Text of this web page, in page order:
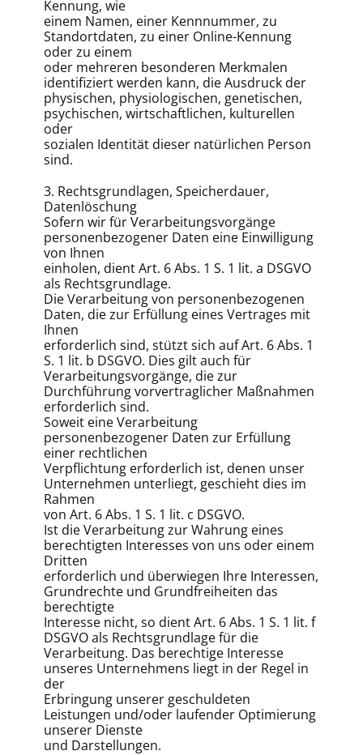
Kennung, wie
einem Namen, einer Kennnummer, zu
Standortdaten, zu einer Online-Kennung
oder zu einem
oder mehreren besonderen Merkmalen
identifiziert werden kann, die Ausdruck der
physischen, physiologischen, genetischen,
psychischen, wirtschaftlichen, kulturellen
oder
sozialen Identität dieser natürlichen Person
sind.
3. Rechtsgrundlagen, Speicherdauer,
Datenlöschung
Sofern wir für Verarbeitungsvorgänge
personenbezogener Daten eine Einwilligung
von Ihnen
einholen, dient Art. 6 Abs. 1 S. 1 lit. a DSGVO
als Rechtsgrundlage.
Die Verarbeitung von personenbezogenen
Daten, die zur Erfüllung eines Vertrages mit
Ihnen
erforderlich sind, stützt sich auf Art. 6 Abs. 1
S. 1 lit. b DSGVO. Dies gilt auch für
Verarbeitungsvorgänge, die zur
Durchführung vorvertraglicher Maßnahmen
erforderlich sind.
Soweit eine Verarbeitung
personenbezogener Daten zur Erfüllung
einer rechtlichen
Verpflichtung erforderlich ist, denen unser
Unternehmen unterliegt, geschieht dies im
Rahmen
von Art. 6 Abs. 1 S. 1 lit. c DSGVO.
Ist die Verarbeitung zur Wahrung eines
berechtigten Interesses von uns oder einem
Dritten
erforderlich und überwiegen Ihre Interessen,
Grundrechte und Grundfreiheiten das
berechtigte
Interesse nicht, so dient Art. 6 Abs. 1 S. 1 lit. f
DSGVO als Rechtsgrundlage für die
Verarbeitung. Das berechtige Interesse
unseres Unternehmens liegt in der Regel in
der
Erbringung unserer geschuldeten
Leistungen und/oder laufender Optimierung
unserer Dienste
und Darstellungen.